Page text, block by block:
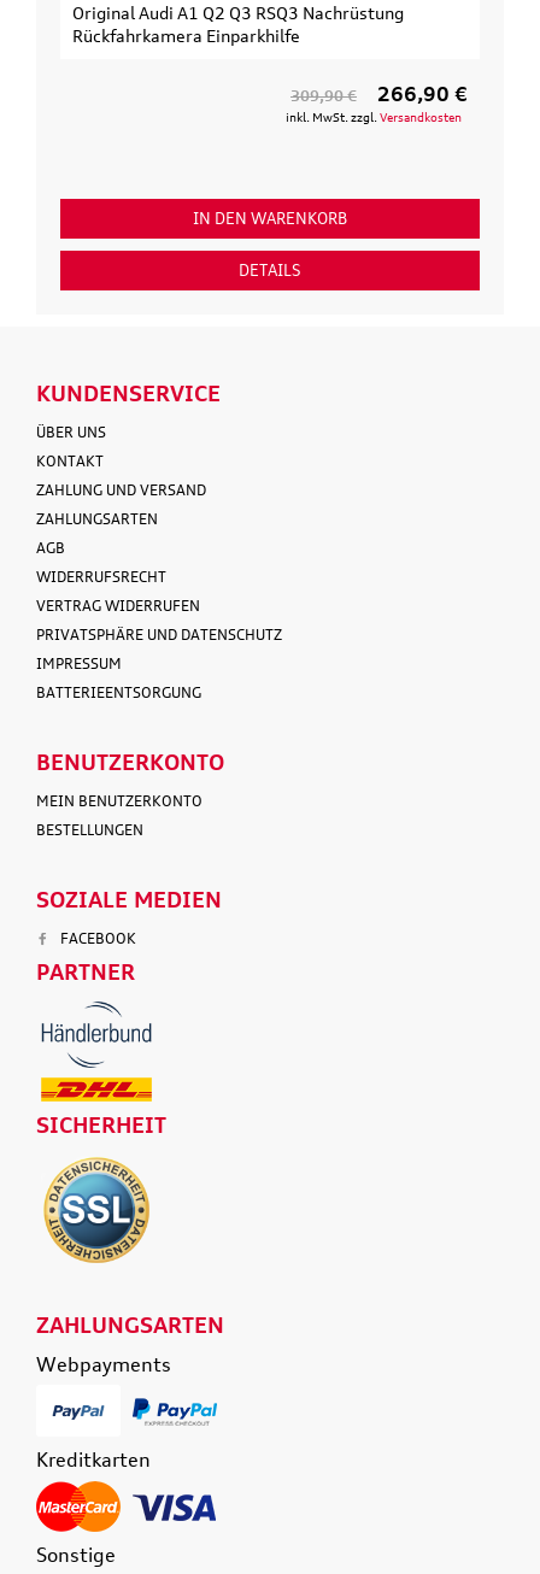
Original Audi A1 Q2 Q3 RSQ3 Nachrüstung
Rückfahrkamera Einparkhilfe
309,90 € 266,90 €
inkl. MwSt. zzgl. Versandkosten
IN DEN WARENKORB
DETAILS
KUNDENSERVICE
ÜBER UNS
KONTAKT
ZAHLUNG UND VERSAND
ZAHLUNGSARTEN
AGB
WIDERRUFSRECHT
VERTRAG WIDERRUFEN
PRIVATSPHÄRE UND DATENSCHUTZ
IMPRESSUM
BATTERIEENTSORGUNG
BENUTZERKONTO
MEIN BENUTZERKONTO
BESTELLUNGEN
SOZIALE MEDIEN
FACEBOOK
PARTNER
SICHERHEIT
ZAHLUNGSARTEN
Webpayments
Kreditkarten
Sonstige